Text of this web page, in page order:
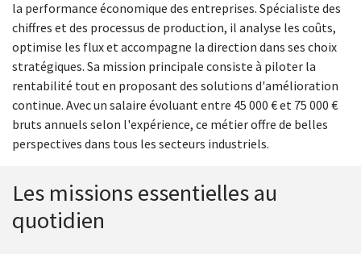
la performance économique des entreprises. Spécialiste des
chiffres et des processus de production, il analyse les coûts,
optimise les flux et accompagne la direction dans ses choix
stratégiques. Sa mission principale consiste à piloter la
rentabilité tout en proposant des solutions d'amélioration
continue. Avec un salaire évoluant entre 45 000 € et 75 000 €
bruts annuels selon l'expérience, ce métier offre de belles
perspectives dans tous les secteurs industriels.
Les missions essentielles au
quotidien